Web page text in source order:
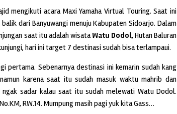
mengikuti acara Maxi Yamaha Virtual Touring. Saat ini
dari Banyuwangi menuju Kabupaten Sidoarjo. Dalam
saat itu adalah wisataWatu Dodol, Hutan Baluran
hari ini target 7 destinasi sudah bisa terlampaui.
pertama. Sebenarnya destinasi ini kemarin sudah kang
karena saat itu sudah masuk waktu mahrib dan
ngak sadar kalau saat itu sudah melewati Watu Dodol.
RW.14. Mumpung masih pagi yuk kita Gass…